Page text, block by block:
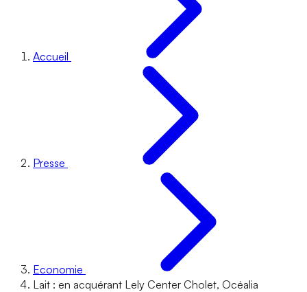
Accueil
Presse
Economie
Lait : en acquérant Lely Center Cholet, Océalia